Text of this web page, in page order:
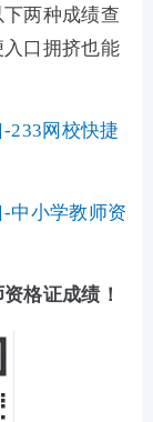
两种成绩查
口拥挤也能
233网校快捷
中小学教师资
格证成绩！